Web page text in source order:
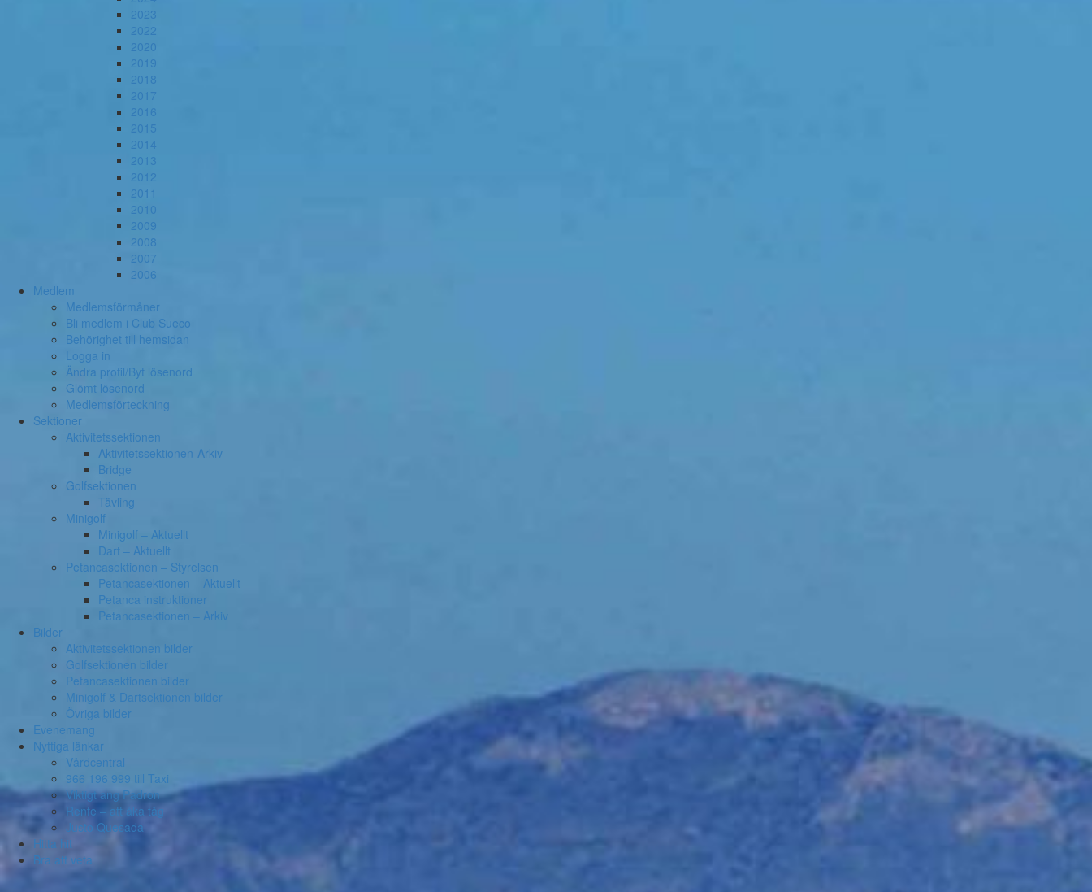
2023
2022
2020
2019
2018
2017
2016
2015
2014
2013
2012
2011
2010
2009
2008
2007
2006
Medlem
Medlemsförmåner
Bli medlem i Club Sueco
Behörighet till hemsidan
Logga in
Ändra profil/Byt lösenord
Glömt lösenord
Medlemsförteckning
Sektioner
Aktivitetssektionen
Aktivitetssektionen-Arkiv
Bridge
Golfsektionen
Tävling
Minigolf
Minigolf – Aktuellt
Dart – Aktuellt
Petancasektionen – Styrelsen
Petancasektionen – Aktuellt
Petanca instruktioner
Petancasektionen – Arkiv
Bilder
Aktivitetssektionen bilder
Golfsektionen bilder
Petancasektionen bilder
Minigolf & Dartsektionen bilder
Övriga bilder
Evenemang
Nyttiga länkar
Vårdcentral
966 196 999 till Taxi
Viktigt ang Padron
Renfe – att åka tåg
Justo Quesada
Hitta hit
Bra att veta